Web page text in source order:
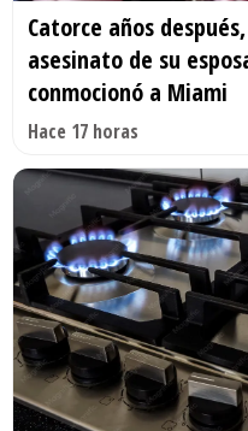
Catorce años
asesinato de su
conmocionó a Miami
Hace 17 horas